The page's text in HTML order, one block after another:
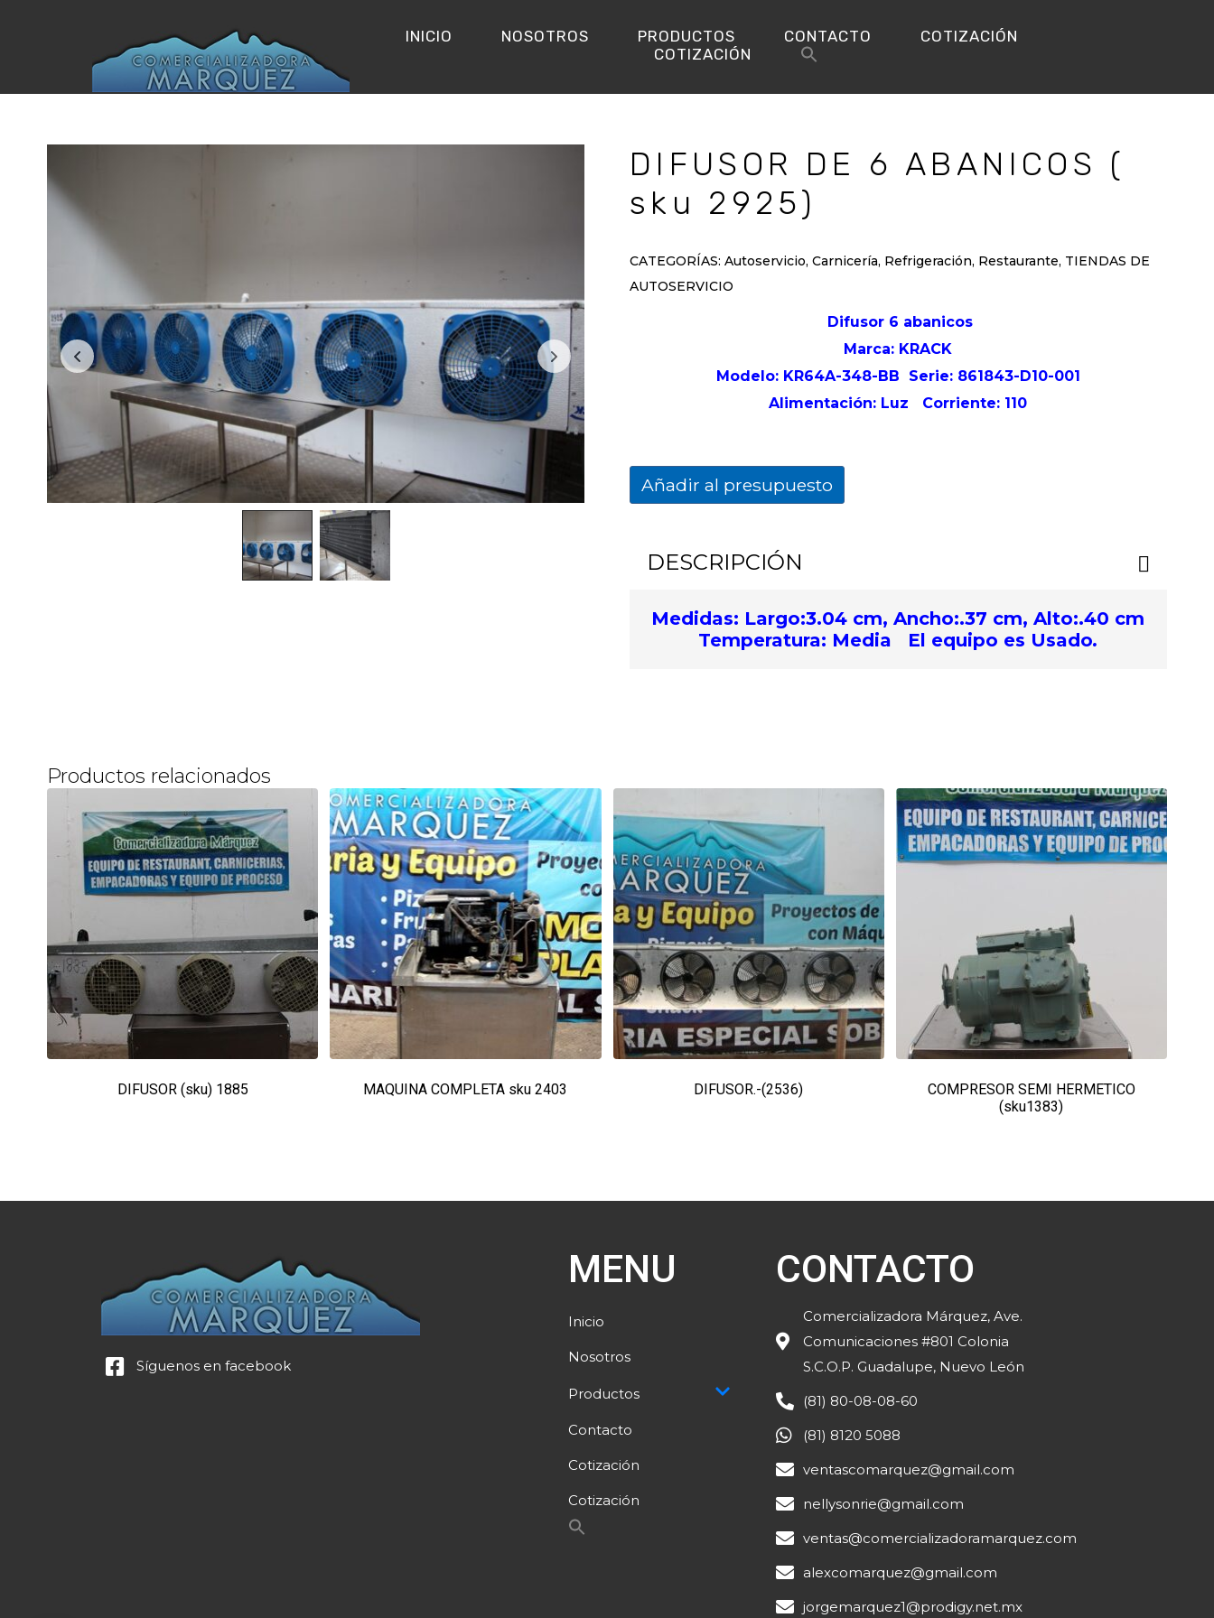
INICIO NOSOTROS PRODUCTOS CONTACTO
COTIZACIÓN
COTIZACIÓN
DIFUSOR DE 6 ABANICOS (
sku 2925)
CATEGORÍAS: Autoservicio, Carnicería, Refrigeración, Restaurante, TIENDAS DE
AUTOSERVICIO
Difusor 6 abanicos
Marca: KRACK
Modelo: KR64A-348-BB Serie: 861843-D10-001
Alimentación: Luz Corriente: 110
Añadir al presupuesto
DESCRIPCIÓN
Medidas: Largo:3.04 cm, Ancho:.37 cm, Alto:.40 cm
Temperatura: Media El equipo es Usado.
Productos relacionados
DIFUSOR (sku) 1885 MAQUINA COMPLETA sku 2403 DIFUSOR.-(2536)
COMPRESOR SEMI HERMETICO
(sku1383)
Síguenos en facebook
MENU
Inicio
Nosotros
Productos
Contacto
Cotización
Cotización
CONTACTO
Comercializadora Márquez, Ave.
Comunicaciones #801 Colonia
S.C.O.P. Guadalupe, Nuevo León
(81) 80-08-08-60
(81) 8120 5088
ventascomarquez@gmail.com
nellysonrie@gmail.com
ventas@comercializadoramarquez.com
alexcomarquez@gmail.com
jorgemarquez1@prodigy.net.mx